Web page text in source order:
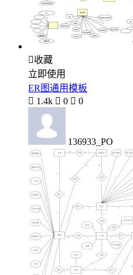
收藏
立即使用
ER图通用模板
 1.4k  0  0
136933_PO